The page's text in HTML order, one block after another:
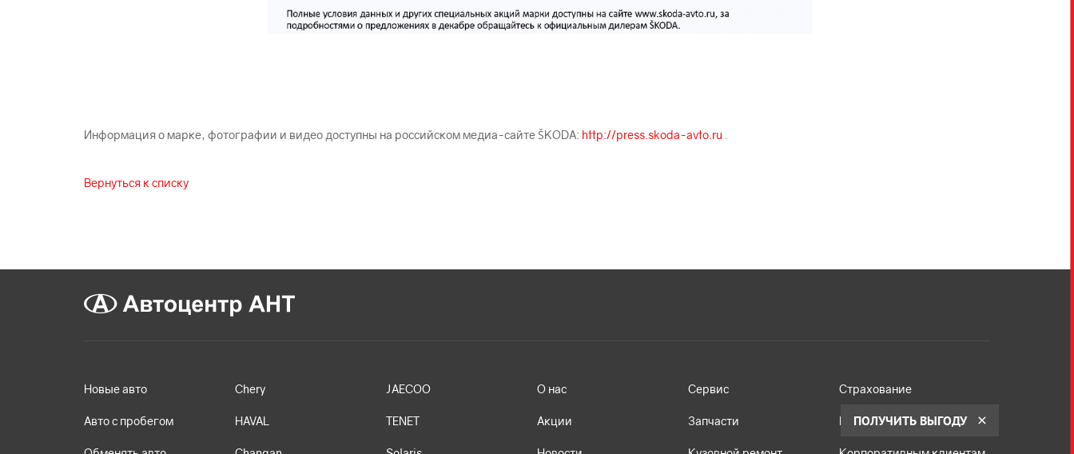
Информация о марке, фотографии и видео доступны на российском медиа-сайте ŠKODА: http://press.skoda-avto.ru
Вернуться к списку
Новые авто
Авто с пробегом
Chery
HAVAL
JAECOO
TENET
О нас
Акции
Сервис
Запчасти
Страхование
Кредит
ПОЛУЧИТЬ ВЫГОДУ